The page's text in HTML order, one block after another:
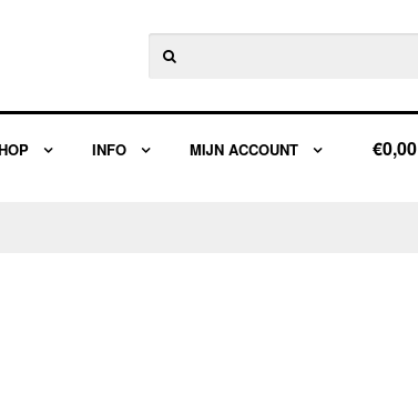
naar:
INFO MIJN ACCOUNT €0,00